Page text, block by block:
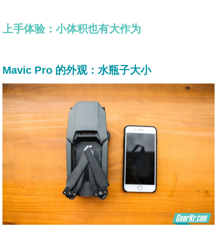
上手体验：小体积也有大作为
Mavic Pro 的外观：水瓶子大小